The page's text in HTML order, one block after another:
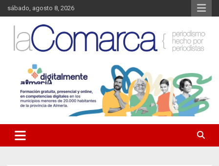
Saltar
al
contenido
sábado, agosto 8, 2026
La Comarca – Noticias del
Almanzora
Almanzora y sus localidades.